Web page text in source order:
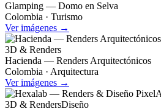
Glamping — Domo en Selva
Colombia · Turismo
Ver imágenes →
3D & Renders
Hacienda — Renders Arquitectónicos
Colombia · Arquitectura
Ver imágenes →
3D & RendersDiseño